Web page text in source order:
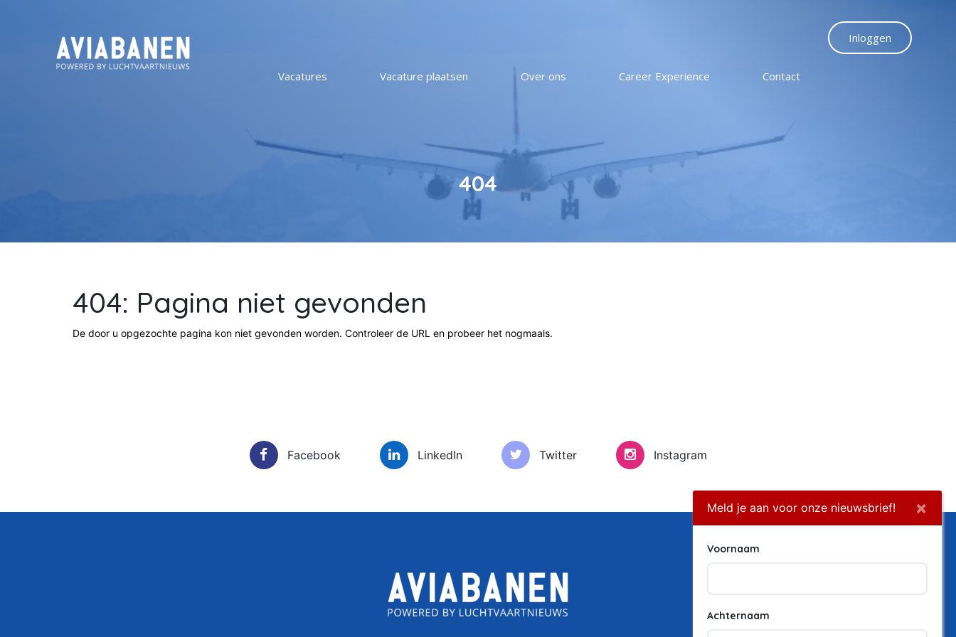
Inloggen
Vacatures Vacature plaatsen Over ons Career Experience Contact
404
404: Pagina niet gevonden
De door u opgezochte pagina kon niet gevonden worden. Controleer de URL en probeer het nogmaals.
Facebook LinkedIn Twitter Instagram
Meld je aan voor onze nieuwsbrief! ×
Voornaam
Achternaam